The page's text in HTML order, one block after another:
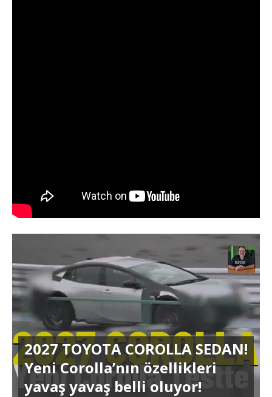
2027 TOYOTA COROLLA SEDAN!
Yeni Corolla’nın özellikleri
yavaş yavaş belli oluyor!